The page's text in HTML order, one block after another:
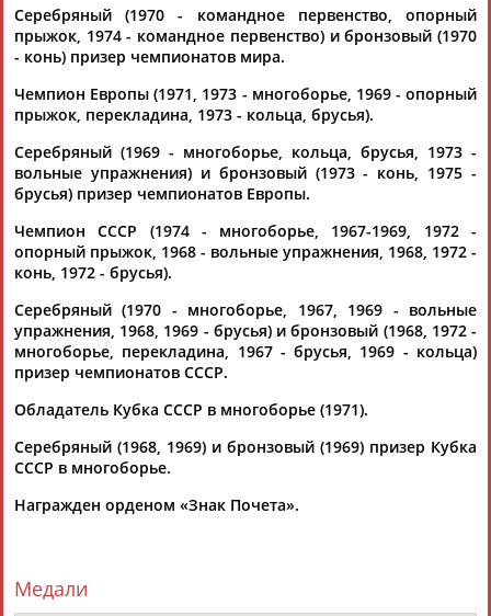
Флюра
АББАТЕ-
Татьяна
АББЯСОВА
Акжана
АБДИКАРИМОВА
Артур
Каримжан
АБДРАХМАНОВ
Аделя
АБДРАХМАНОВА
Андрей
Герман
Рамазан
Серебряный (1970 - командное первенство, опорный
прыжок, 1974 - командное первенство) и бронзовый (1970
- конь) призер чемпионатов мира.
Чемпион Европы (1971, 1973 - многоборье, 1969 - опорный
прыжок, перекладина, 1973 - кольца, брусья).
Серебряный (1969 - многоборье, кольца, брусья, 1973 -
вольные упражнения) и бронзовый (1973 - конь, 1975 -
брусья) призер чемпионатов Европы.
Чемпион СССР (1974 - многоборье, 1967-1969, 1972 -
опорный прыжок, 1968 - вольные упражнения, 1968, 1972 -
конь, 1972 - брусья).
Серебряный (1970 - многоборье, 1967, 1969 - вольные
упражнения, 1968, 1969 - брусья) и бронзовый (1968, 1972 -
многоборье, перекладина, 1967 - брусья, 1969 - кольца)
призер чемпионатов СССР.
Обладатель Кубка СССР в многоборье (1971).
Серебряный (1968, 1969) и бронзовый (1969) призер Кубка
СССР в многоборье.
Награжден орденом «Знак Почета».
Медали